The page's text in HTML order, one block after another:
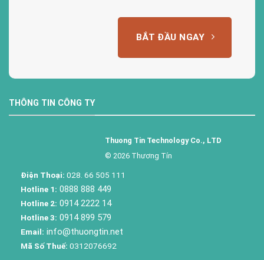
BẮT ĐẦU NGAY
THÔNG TIN CÔNG TY
Thuong Tin Technology Co., LTD
© 2026 Thương Tín
Điện Thoại: 028. 66 505 111
Hotline 1: 0888 888 449
Hotline 2: 0914 2222 14
Hotline 3: 0914 899 579
Email: info@thuongtin.net
Mã Số Thuế: 0312076692